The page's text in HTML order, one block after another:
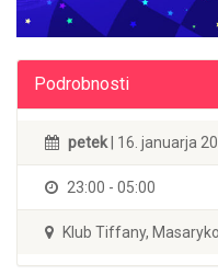
Podrobnosti
petek | 16. januarja
23:00 - 05:00
Klub Tiffany,